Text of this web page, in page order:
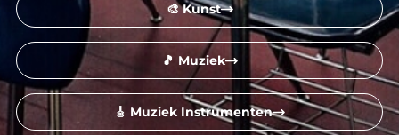
🎨 Kunst
🎵 Muziek
🎸 Muziek Instrumenten